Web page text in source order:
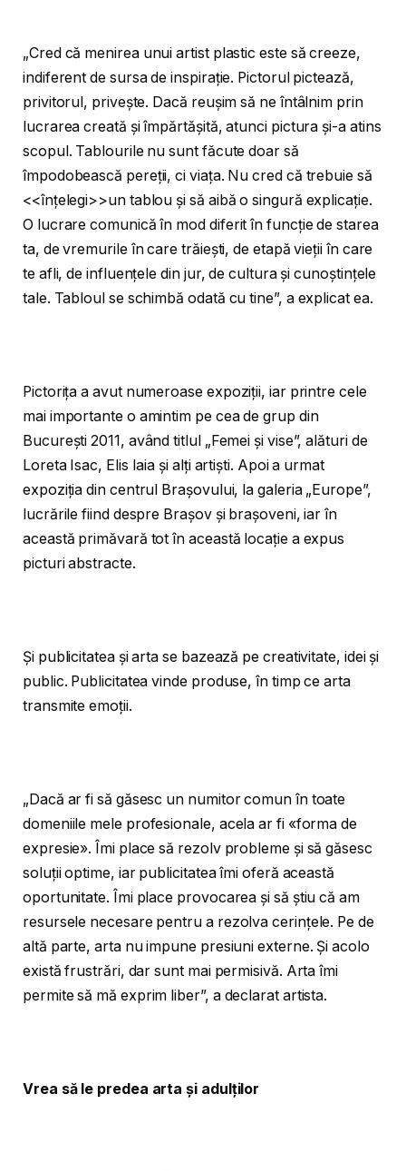
„Cred că menirea unui artist plastic este să creeze,
indiferent de sursa de inspirație. Pictorul pictează,
privitorul, privește. Dacă reușim să ne întâlnim prin
lucrarea creată și împărtășită, atunci pictura și-a atins
scopul. Tablourile nu sunt făcute doar să
împodobească pereții, ci viața. Nu cred că trebuie să
<<înțelegi>>un tablou și să aibă o singură explicație.
O lucrare comunică în mod diferit în funcție de starea
ta, de vremurile în care trăiești, de etapă vieții în care
te afli, de influențele din jur, de cultura și cunoștințele
tale. Tabloul se schimbă odată cu tine”, a explicat ea.
Pictorița a avut numeroase expoziții, iar printre cele
mai importante o amintim pe cea de grup din
București 2011, având titlul „Femei și vise”, alături de
Loreta Isac, Elis Iaia și alți artiști. Apoi a urmat
expoziția din centrul Brașovului, la galeria „Europe”,
lucrările fiind despre Brașov și brașoveni, iar în
această primăvară tot în această locație a expus
picturi abstracte.
Și publicitatea și arta se bazează pe creativitate, idei și
public. Publicitatea vinde produse, în timp ce arta
transmite emoții.
„Dacă ar fi să găsesc un numitor comun în toate
domeniile mele profesionale, acela ar fi «forma de
expresie». Îmi place să rezolv probleme și să găsesc
soluții optime, iar publicitatea îmi oferă această
oportunitate. Îmi place provocarea și să știu că am
resursele necesare pentru a rezolva cerințele. Pe de
altă parte, arta nu impune presiuni externe. Și acolo
există frustrări, dar sunt mai permisivă. Arta îmi
permite să mă exprim liber”, a declarat artista.
Vrea să le predea arta și adulților